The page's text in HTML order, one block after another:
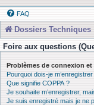
FAQ
Dossiers Techniques
Foire aux questions
Problèmes de connexion et
Pourquoi dois-je m’enregistrer
Que signifie COPPA ?
Je souhaite m’enregistrer,
Je suis enregistré mais je ne